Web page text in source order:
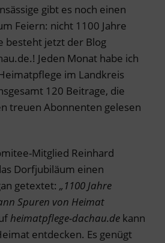
gibt es noch einen
Feiern: nicht 1100 Jahre
besteht jetzt der Blog
Jeden Monat habe ich
im Landkreis
120 Beitrage, die
treuen Abonnenten gelesen
Mitglied Reinhard
Dorfjubiläum einen
getextet: „1100 Jahre
Spuren von Heimat
heimatpflege-dachau.de kann
entdecken. Es genügt